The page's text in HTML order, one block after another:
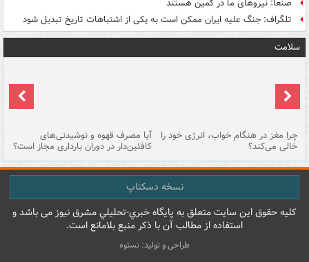
صنعا: نیروهای ما در کمین‌ هستند
تلگراف: جنگ علیه ایران ممکن است به یکی از اشتباهات تاریخ تبدیل شود
سلامت
چرا مغز در هنگام خواب، انرژی خود را
خالی می‌کند؟
آیا مصرف قهوه و نوشیدنی‌های
کافئین‌دار در دوران بارداری مجاز است؟
نسخه دسکتاپ
کليه حقوق اين سايت متعلق به پایگاه خبري-تحليلي مشرق نيوز می باشد و
استفاده از مطالب آن با ذکر منبع بلامانع است.
طراحی و تولید: نستوه